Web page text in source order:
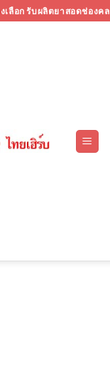
เลือก รับผลิตยาสอดช่องค